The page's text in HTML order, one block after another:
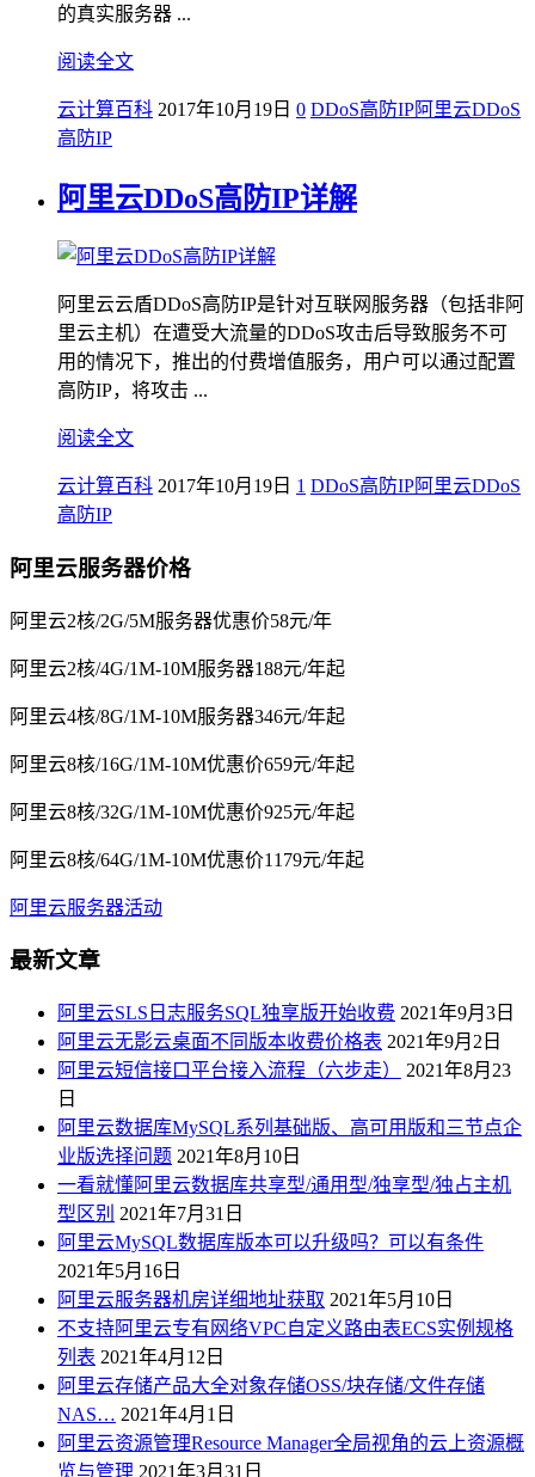
的真实服务器 ...
阅读全文
云计算百科 2017年10月19日 0 DDoS高防IP阿里云DDoS
高防IP
阿里云DDoS高防IP详解
阿里云云盾DDoS高防IP是针对互联网服务器（包括非阿
里云主机）在遭受大流量的DDoS攻击后导致服务不可
用的情况下，推出的付费增值服务，用户可以通过配置
高防IP，将攻击 ...
阅读全文
云计算百科 2017年10月19日 1 DDoS高防IP阿里云DDoS
高防IP
阿里云服务器价格
阿里云2核/2G/5M服务器优惠价58元/年
阿里云2核/4G/1M-10M服务器188元/年起
阿里云4核/8G/1M-10M服务器346元/年起
阿里云8核/16G/1M-10M优惠价659元/年起
阿里云8核/32G/1M-10M优惠价925元/年起
阿里云8核/64G/1M-10M优惠价1179元/年起
阿里云服务器活动
最新文章
阿里云SLS日志服务SQL独享版开始收费 2021年9月3日
阿里云无影云桌面不同版本收费价格表 2021年9月2日
阿里云短信接口平台接入流程（六步走）
2021年8月23
日
阿里云数据库MySQL系列基础版、高可用版和三节点企
业版选择问题 2021年8月10日
一看就懂阿里云数据库共享型/通用型/独享型/独占主机
型区别 2021年7月31日
阿里云MySQL数据库版本可以升级吗？可以有条件
2021年5月16日
阿里云服务器机房详细地址获取 2021年5月10日
不支持阿里云专有网络VPC自定义路由表ECS实例规格
列表 2021年4月12日
阿里云存储产品大全对象存储OSS/块存储/文件存储
NAS… 2021年4月1日
阿里云资源管理Resource Manager全局视角的云上资源概
览与管理 2021年3月31日